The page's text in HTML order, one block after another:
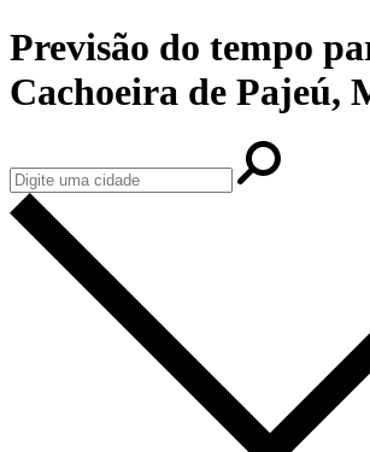
Previsão do tempo
Cachoeira de Pajeú,